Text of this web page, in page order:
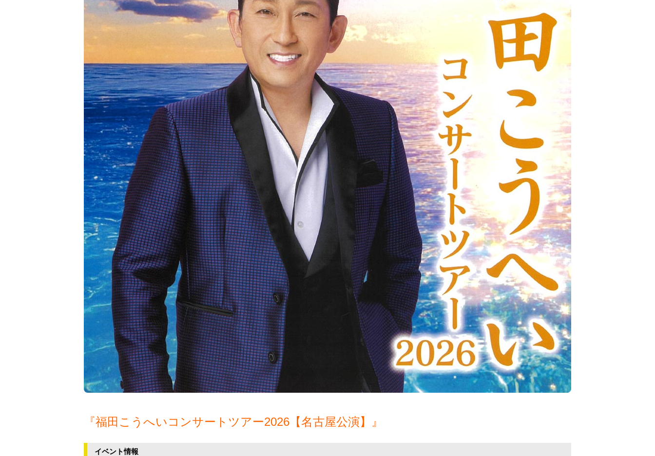
『福田こうへいコンサートツアー2026【名古屋公演】』
イベント情報